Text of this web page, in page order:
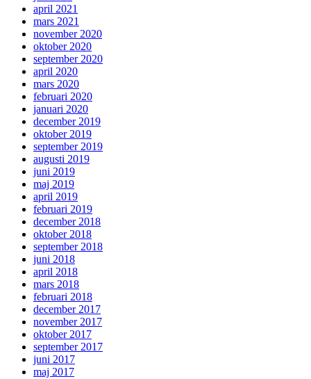
april 2021
mars 2021
november 2020
oktober 2020
september 2020
april 2020
mars 2020
februari 2020
januari 2020
december 2019
oktober 2019
september 2019
augusti 2019
juni 2019
maj 2019
april 2019
februari 2019
december 2018
oktober 2018
september 2018
juni 2018
april 2018
mars 2018
februari 2018
december 2017
november 2017
oktober 2017
september 2017
juni 2017
maj 2017